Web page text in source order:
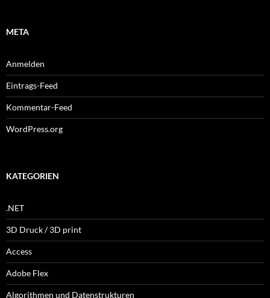
META
Anmelden
Eintrags-Feed
Kommentar-Feed
WordPress.org
KATEGORIEN
.NET
3D Druck / 3D print
Access
Adobe Flex
Algorithmen und Datenstrukturen